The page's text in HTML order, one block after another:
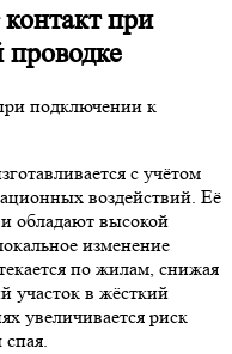
при
с учётом
воздействий. Её
обладают высокой
изменение
по жилам, снижая
участок в жёсткий
увеличивается риск